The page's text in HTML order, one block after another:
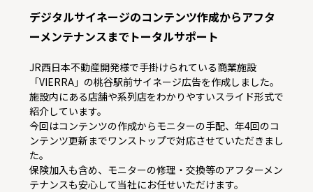
デジタルサイネージのコンテンツ作成からアフタ
ーメンテナンスまでトータルサポート
JR西日本不動産開発様で手掛けられている商業施設
「VIERRA」の桃谷駅前サイネージ広告を作成しました。
施設内にある店舗や系列店をわかりやすいスライド形式で
紹介しています。
今回はコンテンツの作成からモニターの手配、年4回のコ
ンテンツ更新までワンストップで対応させていただきまし
た。
保険加入も含め、モニターの修理・交換等のアフターメン
テナンスも安心して当社にお任せいただけます。